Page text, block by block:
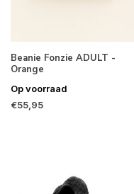
Beanie Fonzie ADULT -
Orange
Op voorraad
€55,95